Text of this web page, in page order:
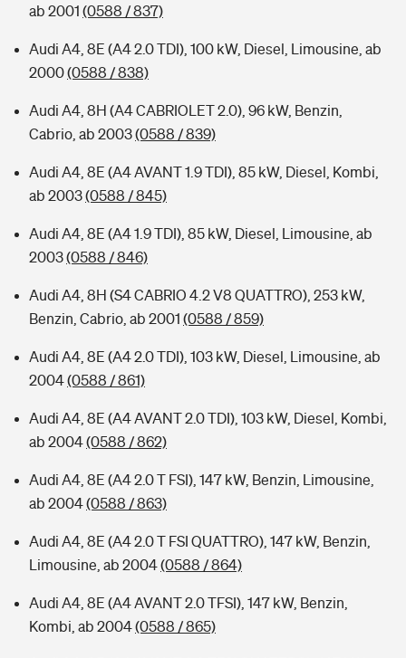
ab 2001 (0588 / 837)
Audi A4, 8E (A4 2.0 TDI), 100 kW, Diesel, Limousine, ab
2000(0588 / 838)
Audi A4, 8H (A4 CABRIOLET 2.0), 96 kW, Benzin,
Cabrio, ab 2003(0588 / 839)
Audi A4, 8E (A4 AVANT 1.9 TDI), 85 kW, Diesel, Kombi,
ab 2003(0588 / 845)
Audi A4, 8E (A4 1.9 TDI), 85 kW, Diesel, Limousine, ab
2003(0588 / 846)
Audi A4, 8H (S4 CABRIO 4.2 V8 QUATTRO), 253 kW,
Benzin, Cabrio, ab 2001 (0588 / 859)
Audi A4, 8E (A4 2.0 TDI), 103 kW, Diesel, Limousine, ab
2004(0588 / 861)
Audi A4, 8E (A4 AVANT 2.0 TDI), 103 kW, Diesel, Kombi,
ab 2004(0588 / 862)
Audi A4, 8E (A4 2.0 T FSI), 147 kW, Benzin, Limousine,
ab 2004(0588 / 863)
Audi A4, 8E (A4 2.0 T FSI QUATTRO), 147 kW, Benzin,
Limousine, ab 2004(0588 / 864)
Audi A4, 8E (A4 AVANT 2.0 TFSI), 147 kW, Benzin,
Kombi, ab 2004(0588 / 865)